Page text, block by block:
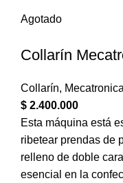
Agotado
Collarín
Collarín, Mecatronica
$ 2.400.000
Esta máquina está
ribetear prendas de
relleno de doble
esencial en la